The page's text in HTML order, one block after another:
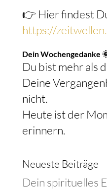
👉 Hier findest
https://
Dein Wochengedanke
Du bist mehr als
Deine
nicht.
Heute ist der
erinnern.
Neueste Beiträge
Dein spirituelles